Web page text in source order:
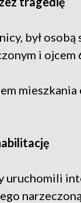
był
i ojcem
uruchomili